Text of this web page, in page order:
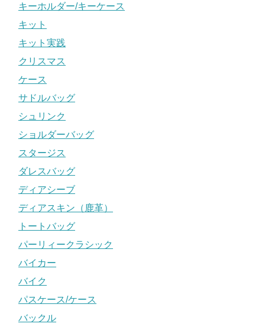
キーホルダー/キーケース
キット
キット実践
クリスマス
ケース
サドルバッグ
シュリンク
ショルダーバッグ
スタージス
ダレスバッグ
ディアシーブ
ディアスキン（鹿革）
トートバッグ
パーリィークラシック
バイカー
バイク
パスケース/ケース
バックル